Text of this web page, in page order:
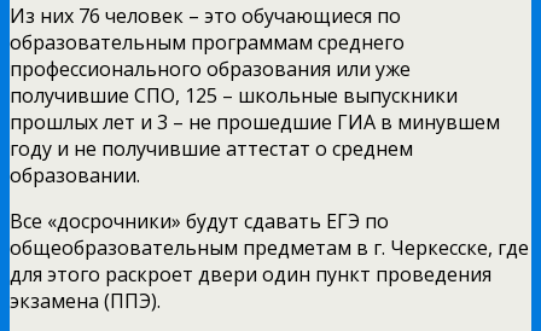
Из них 76 человек – это обучающиеся по
образовательным программам среднего
профессионального образования или уже
получившие СПО, 125 – школьные выпускники
прошлых лет и 3 – не прошедшие ГИА в минувшем
году и не получившие аттестат о среднем
образовании.
Все «досрочники» будут сдавать ЕГЭ по
общеобразовательным предметам в г. Черкесске, где
для этого раскроет двери один пункт проведения
экзамена (ППЭ).